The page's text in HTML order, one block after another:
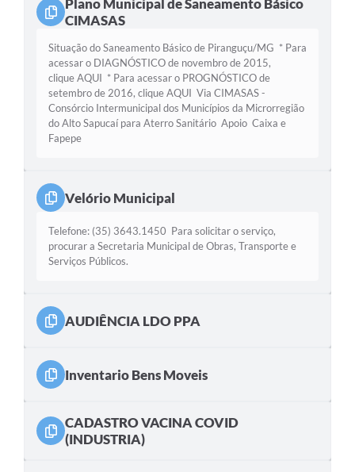
Plano Municipal de Saneamento Básico
CIMASAS
Situação do Saneamento Básico de Piranguçu/MG * Para
acessar o DIAGNÓSTICO de novembro de 2015,
clique AQUI * Para acessar o PROGNÓSTICO de
setembro de 2016, clique AQUI Via CIMASAS -
Consórcio Intermunicipal dos Municípios da Microrregião
do Alto Sapucaí para Aterro Sanitário Apoio Caixa e
Fapepe
Velório Municipal
Telefone: (35) 3643.1450 Para solicitar o serviço,
procurar a Secretaria Municipal de Obras, Transporte e
Serviços Públicos.
AUDIÊNCIA LDO PPA
Inventario Bens Moveis
CADASTRO VACINA COVID
(INDUSTRIA)